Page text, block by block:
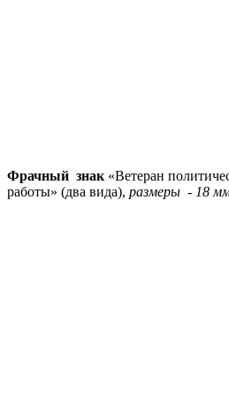
Фрачный знак «Ветеран
работы» (два вида), размеры - 18